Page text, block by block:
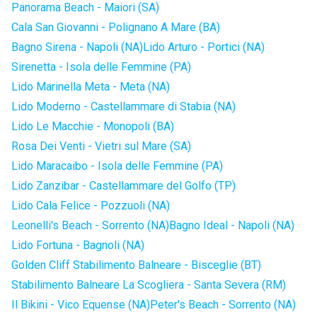
Panorama Beach - Maiori (SA)
Cala San Giovanni - Polignano A Mare (BA)
Bagno Sirena - Napoli (NA)Lido Arturo - Portici (NA)
Sirenetta - Isola delle Femmine (PA)
Lido Marinella Meta - Meta (NA)
Lido Moderno - Castellammare di Stabia (NA)
Lido Le Macchie - Monopoli (BA)
Rosa Dei Venti - Vietri sul Mare (SA)
Lido Maracaibo - Isola delle Femmine (PA)
Lido Zanzibar - Castellammare del Golfo (TP)
Lido Cala Felice - Pozzuoli (NA)
Leonelli's Beach - Sorrento (NA)Bagno Ideal - Napoli (NA)
Lido Fortuna - Bagnoli (NA)
Golden Cliff Stabilimento Balneare - Bisceglie (BT)
Stabilimento Balneare La Scogliera - Santa Severa (RM)
Il Bikini - Vico Equense (NA)Peter's Beach - Sorrento (NA)